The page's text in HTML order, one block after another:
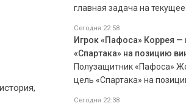
главная задача на текущее
Сегодня 22:58
Игрок «Пафоса» Коррея —
«Спартака» на позицию
Полузащитник «Пафоса»
цель «Спартака» на
Сегодня 22:38